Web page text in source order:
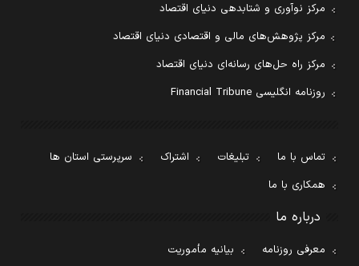
مرکز نوآوری و شتابدهی دنیای اقتصاد
مرکز پژوهش‌های مالی و اقتصادی دنیای اقتصاد
مرکز راه حل‌های رسانه‌ای دنیای اقتصاد
روزنامه انگلیسی Financial Tribune
تماس با ما تبلیغات اشتراک
سرپرستی استان ها
همکاری با ما
درباره ما
معرفی روزنامه
بیانیه مأموریت